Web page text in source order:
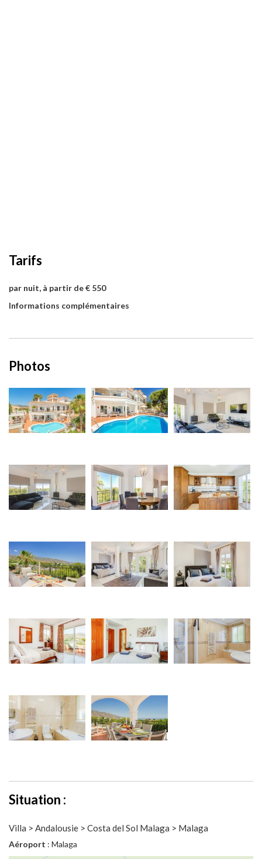
Tarifs
par nuit, à partir de € 550
Informations complémentaires
Photos
Situation :
Villa > Andalousie > Costa del Sol Malaga > Malaga
Aéroport : Malaga